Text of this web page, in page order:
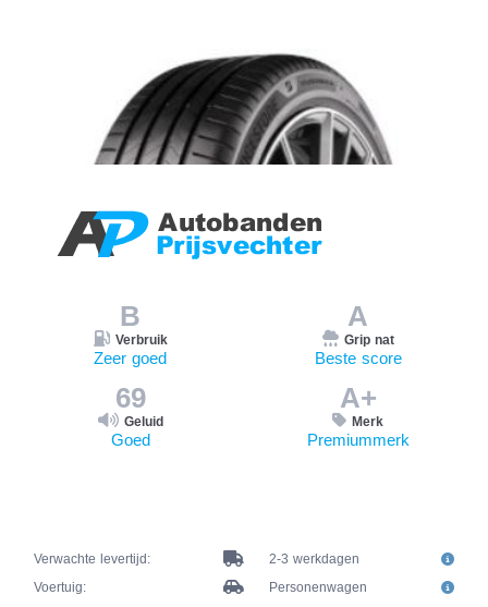
B
Verbruik
Zeer goed
A
Grip nat
Beste score
69
Geluid
Goed
A+
Merk
Premiummerk
Verwachte levertijd:
2-3 werkdagen
Voertuig:
Personenwagen